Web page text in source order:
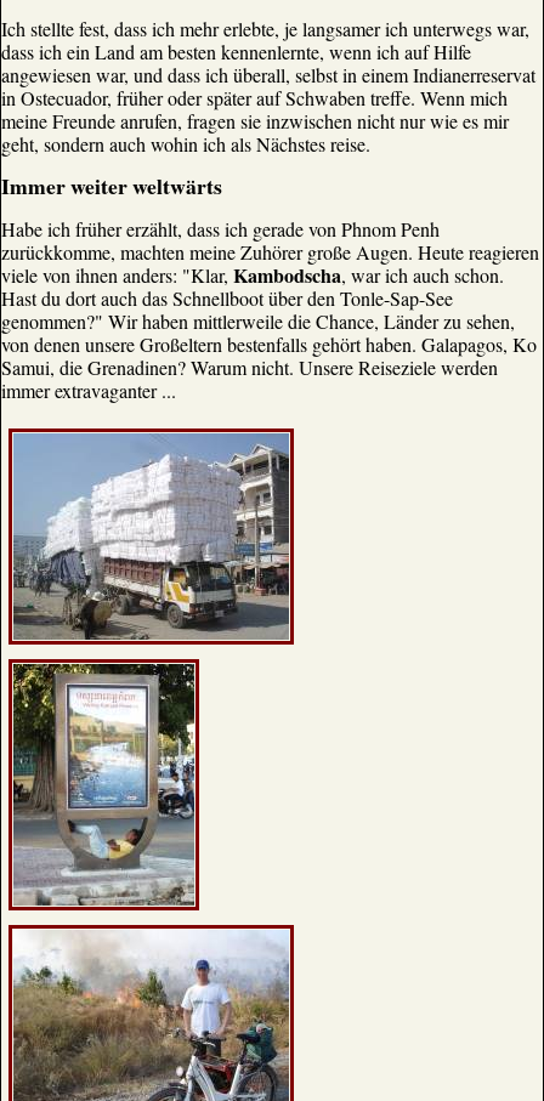
Ich stellte fest, dass ich mehr erlebte, je langsamer ich unterwegs war,
dass ich ein Land am besten kennenlernte, wenn ich auf Hilfe
angewiesen war, und dass ich überall, selbst in einem Indianerreservat
in Ostecuador, früher oder später auf Schwaben treffe. Wenn mich
meine Freunde anrufen, fragen sie inzwischen nicht nur wie es mir
geht, sondern auch wohin ich als Nächstes reise.
Immer weiter weltwärts
Habe ich früher erzählt, dass ich gerade von Phnom Penh
zurückkomme, machten meine Zuhörer große Augen. Heute reagieren
viele von ihnen anders: "Klar, Kambodscha, war ich auch schon.
Hast du dort auch das Schnellboot über den Tonle-Sap-See
genommen?" Wir haben mittlerweile die Chance, Länder zu sehen,
von denen unsere Großeltern bestenfalls gehört haben. Galapagos, Ko
Samui, die Grenadinen? Warum nicht. Unsere Reiseziele werden
immer extravaganter ...